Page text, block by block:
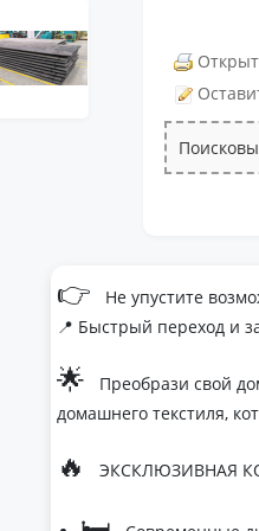
👉
Не упустите
📍 Быстрый переход и
🌟
Преобрази свой
домашнего текстиля,
🔥 ЭКСКЛЮЗИВНАЯ